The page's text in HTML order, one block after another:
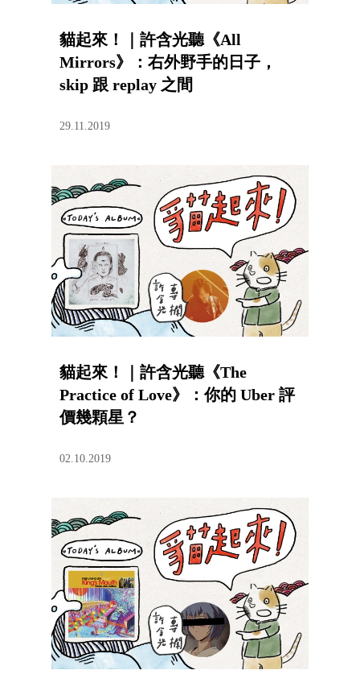
貓起來！｜許含光聽《All
Mirrors》：右外野手的日子，
skip 跟 replay 之間
29.11.2019
貓起來！｜許含光聽《The
Practice of Love》：你的 Uber 評
價幾顆星？
02.10.2019